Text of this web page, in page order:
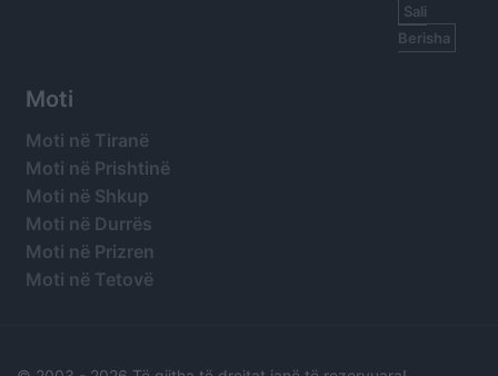
Sali
Berisha
Moti
Moti në Tiranë
Moti në Prishtinë
Moti në Shkup
Moti në Durrës
Moti në Prizren
Moti në Tetovë